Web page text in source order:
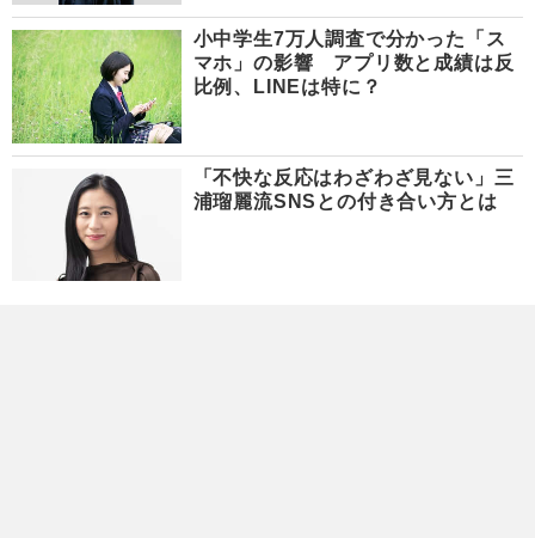
小中学生7万人調査で分かった「ス
マホ」の影響 アプリ数と成績は反
比例、LINEは特に？
「不快な反応はわざわざ見ない」三
浦瑠麗流SNSとの付き合い方とは